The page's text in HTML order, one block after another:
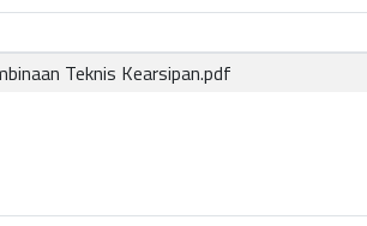
Teknis Kearsipan.pdf